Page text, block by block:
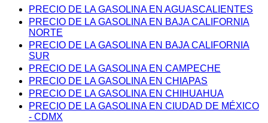
PRECIO DE LA GASOLINA EN AGUASCALIENTES
PRECIO DE LA GASOLINA EN BAJA CALIFORNIA
NORTE
PRECIO DE LA GASOLINA EN BAJA CALIFORNIA
SUR
PRECIO DE LA GASOLINA EN CAMPECHE
PRECIO DE LA GASOLINA EN CHIAPAS
PRECIO DE LA GASOLINA EN CHIHUAHUA
PRECIO DE LA GASOLINA EN CIUDAD DE MÉXICO
- CDMX